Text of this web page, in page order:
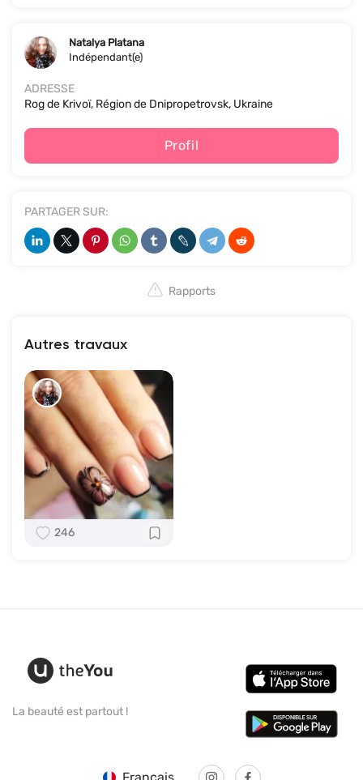
Natalya Platana
Indépendant(e)
ADRESSE
Rog de Krivoï, Région de Dnipropetrovsk, Ukraine
Profil
PARTAGER SUR:
Rapports
Autres travaux
246
La beauté est partout !